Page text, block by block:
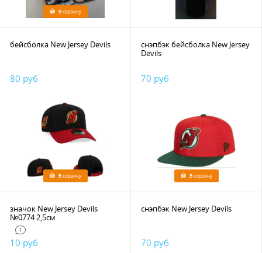
В корзину
бейсболка New Jersey Devils
80 руб
В корзину
снэпбэк бейсболка New Jersey
Devils
70 руб
В корзину
значок New Jersey Devils
№0774 2,5см
1
10 руб
снэпбэк New Jersey Devils
70 руб